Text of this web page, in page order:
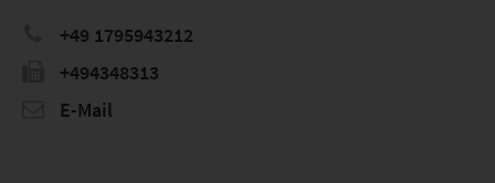
+49 1795943212
+494348313
E-Mail